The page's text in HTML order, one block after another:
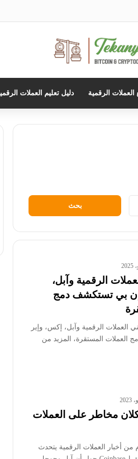
العملات الرقمية دليل تعليم العملات
البحث
الرقمية وآبل،
إن بي تستكشف دمج
العملات الرقمية وآبل، إكس، وإير
المستقرة، المزيد من
مخاطر على العملات
من أخبار العملات الرقمية يتحدث